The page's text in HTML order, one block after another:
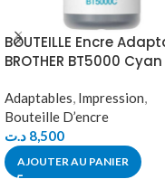
BOUTEILLE Encre
BROTHER BT5000 Cyan
Adaptables, Impression,
Bouteille D’encre
8,500 د.ت
AJOUTER AU PANIER